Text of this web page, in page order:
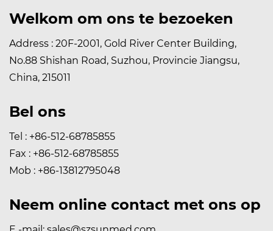
Welkom om ons te bezoeken
Address : 20F-2001, Gold River Center Building,
No.88 Shishan Road, Suzhou, Provincie Jiangsu,
China, 215011
Bel ons
Tel : +86-512-68785855
Fax : +86-512-68785855
Mob : +86-13812795048
Neem online contact met ons op